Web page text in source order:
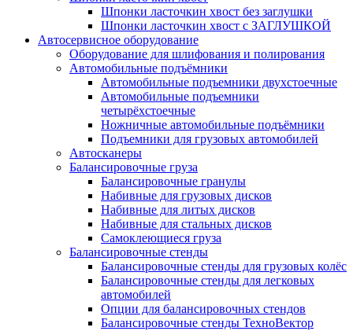
Шпонки ласточкин хвост без заглушки
Шпонки ласточкин хвост с ЗАГЛУШКОЙ
Автосервисное оборудование
Оборудование для шлифования и полирования
Автомобильные подъёмники
Автомобильные подъемники двухстоечные
Автомобильные подъемники
четырёхстоечные
Ножничные автомобильные подъёмники
Подъемники для грузовых автомобилей
Автосканеры
Балансировочные груза
Балансировочные гранулы
Набивные для грузовых дисков
Набивные для литых дисков
Набивные для стальных дисков
Самоклеющиеся груза
Балансировочные стенды
Балансировочные стенды для грузовых колёс
Балансировочные стенды для легковых
автомобилей
Опции для балансировочных стендов
Балансировочные стенды ТехноВектор